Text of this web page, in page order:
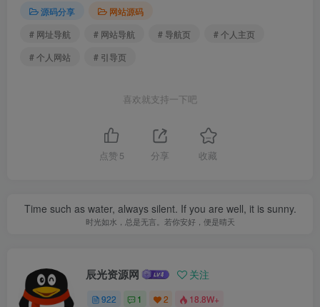
源码分享
网站源码
# 网址导航
# 网站导航 # 导航页
# 个人主页
# 个人网站
# 引导页
喜欢就支持一下吧
点赞 5 分享 收藏
Time such as water, always silent. If you are well, it is sunny.
时光如水，总是无言。若你安好，便是晴天
辰光资源网 关注
922 1 2 18.8W+